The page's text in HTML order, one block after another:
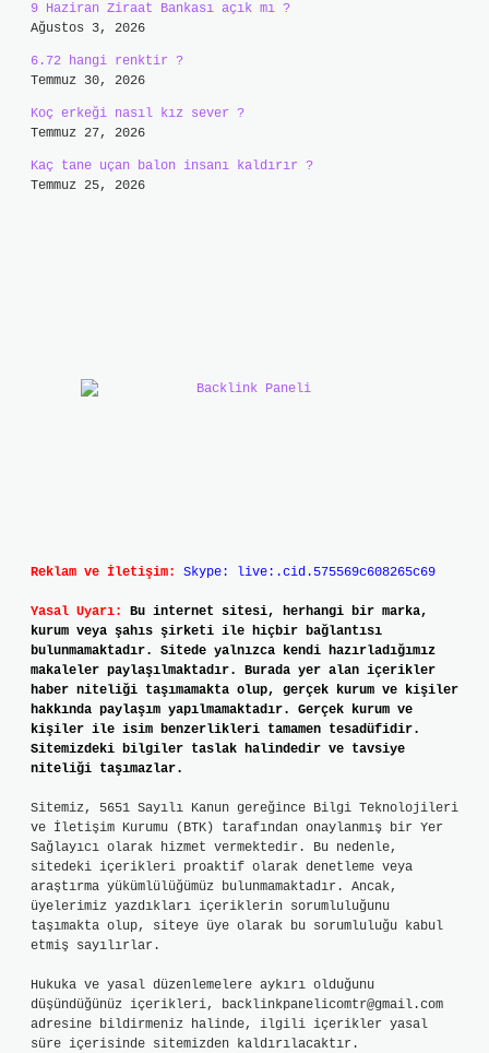
9 Haziran Ziraat Bankası açık mı ?
Ağustos 3, 2026
6.72 hangi renktir ?
Temmuz 30, 2026
Koç erkeği nasıl kız sever ?
Temmuz 27, 2026
Kaç tane uçan balon insanı kaldırır ?
Temmuz 25, 2026
Reklam ve İletişim: Skype: live:.cid.575569c608265c69
Yasal Uyarı:
Bu internet sitesi, herhangi bir marka,
kurum veya şahıs şirketi ile hiçbir bağlantısı
bulunmamaktadır. Sitede yalnızca kendi hazırladığımız
makaleler paylaşılmaktadır. Burada yer alan içerikler
haber niteliği taşımamakta olup, gerçek kurum ve kişiler
hakkında paylaşım yapılmamaktadır. Gerçek kurum ve
kişiler ile isim benzerlikleri tamamen tesadüfidir.
Sitemizdeki bilgiler taslak halindedir ve tavsiye
niteliği taşımazlar.
Sitemiz, 5651 Sayılı Kanun gereğince Bilgi Teknolojileri
ve İletişim Kurumu (BTK) tarafından onaylanmış bir Yer
Sağlayıcı olarak hizmet vermektedir. Bu nedenle,
sitedeki içerikleri proaktif olarak denetleme veya
araştırma yükümlülüğümüz bulunmamaktadır. Ancak,
üyelerimiz yazdıkları içeriklerin sorumluluğunu
taşımakta olup, siteye üye olarak bu sorumluluğu kabul
etmiş sayılırlar.
Hukuka ve yasal düzenlemelere aykırı olduğunu
düşündüğünüz içerikleri, backlinkpanelicomtr@gmail.com
adresine bildirmeniz halinde, ilgili içerikler yasal
süre içerisinde sitemizden kaldırılacaktır.